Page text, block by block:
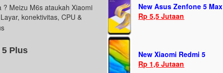
Meizu M6s ataukah Xiaomi
konektivitas, CPU &
Plus
New Asus Zenfone 5 Max
Rp 5,5 Jutaan
New Xiaomi Redmi 5
Rp 1,6 Jutaan